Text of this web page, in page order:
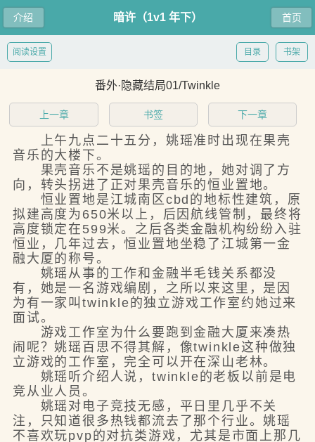
介绍 首页
暗许（1v1 年下）
书架
目录
阅读设置
番外·隐藏结局01/Twinkle
上一章 书签 下一章
上午九点二十五分，姚瑶准时出现在果壳
音乐的大楼下。
果壳音乐不是姚瑶的目的地，她对调了方
向，转头拐进了正对果壳音乐的恒业置地。
恒业置地是江城南区cbd的地标性建筑，原
拟建高度为650米以上，后因航线管制，最终将
高度锁定在599米。之后各类金融机构纷纷入驻
恒业，几年过去，恒业置地坐稳了江城第一金
融大厦的称号。
姚瑶从事的工作和金融半毛钱关系都没
有，她是一名游戏编剧，之所以来这里，是因
为有一家叫twinkle的独立游戏工作室约她过来
面试。
游戏工作室为什么要跑到金融大厦来凑热
闹呢？姚瑶百思不得其解，像twinkle这种做独
立游戏的工作室，完全可以开在深山老林。
姚瑶听介绍人说，twinkle的老板以前是电
竞从业人员。
姚瑶对电子竞技无感，平日里几乎不关
注，只知道很多热钱都流去了那个行业。姚瑶
不喜欢玩pvp的对抗类游戏，尤其是市面上那几